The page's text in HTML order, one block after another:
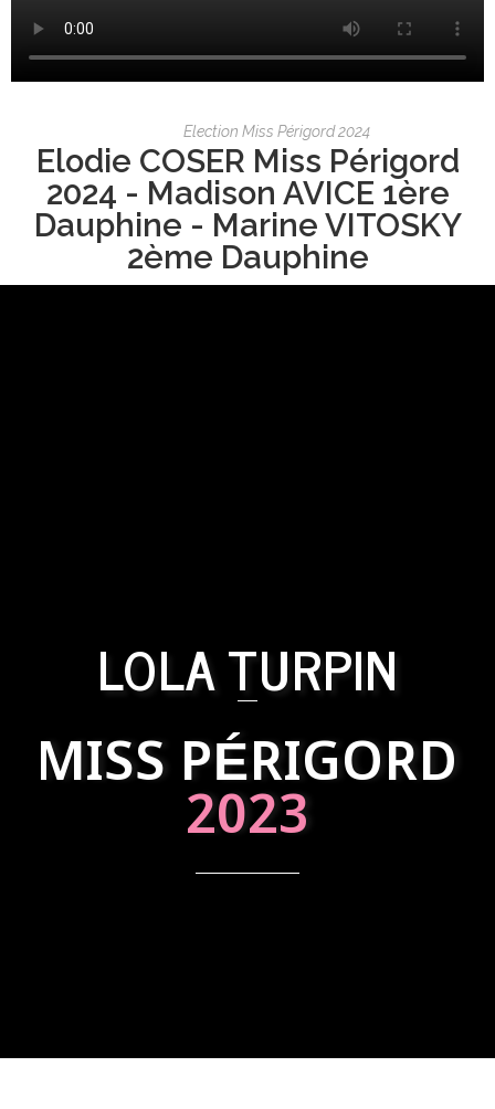
Election Miss Périgord 2024
Elodie COSER Miss Périgord
2024 - Madison AVICE 1ère
Dauphine - Marine VITOSKY
2ème Dauphine
LOLA TURPIN
MISS PÉRIGORD
2023